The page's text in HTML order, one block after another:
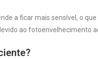
a ficar mais sensível, o
ao fotoenvelhecimento